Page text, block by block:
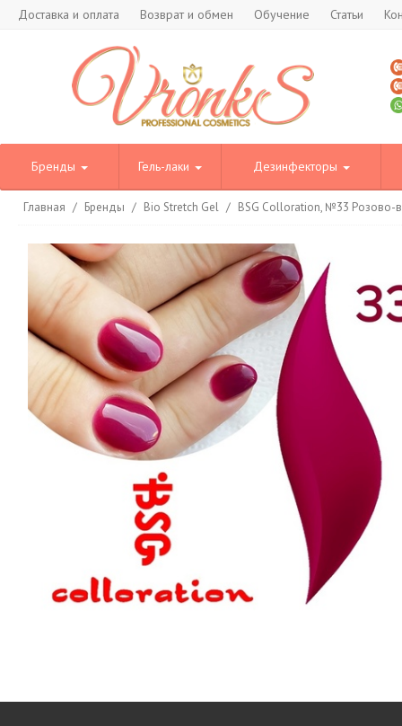
Доставка и оплата Возврат и обмен Обучение Статьи
Бренды Гель-лаки Дезинфекторы
Главная / Бренды / Bio Stretch Gel / BSG Colloration, №33 Розово-